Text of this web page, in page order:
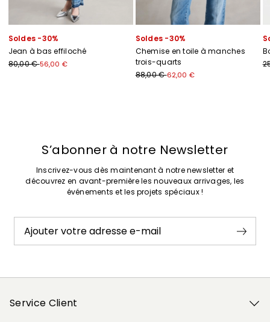
Soldes -30%
Jean à bas effiloché
80,00 €56,00 €
Soldes -30%
Chemise en toile à manches
trois-quarts
88,00 €62,00 €
S’abonner à notre Newsletter
Inscrivez-vous dès maintenant à notre newsletter et
découvrez en avant-première les nouveaux arrivages, les
événements et les projets spéciaux !
Ajouter votre adresse e-mail
Service Client